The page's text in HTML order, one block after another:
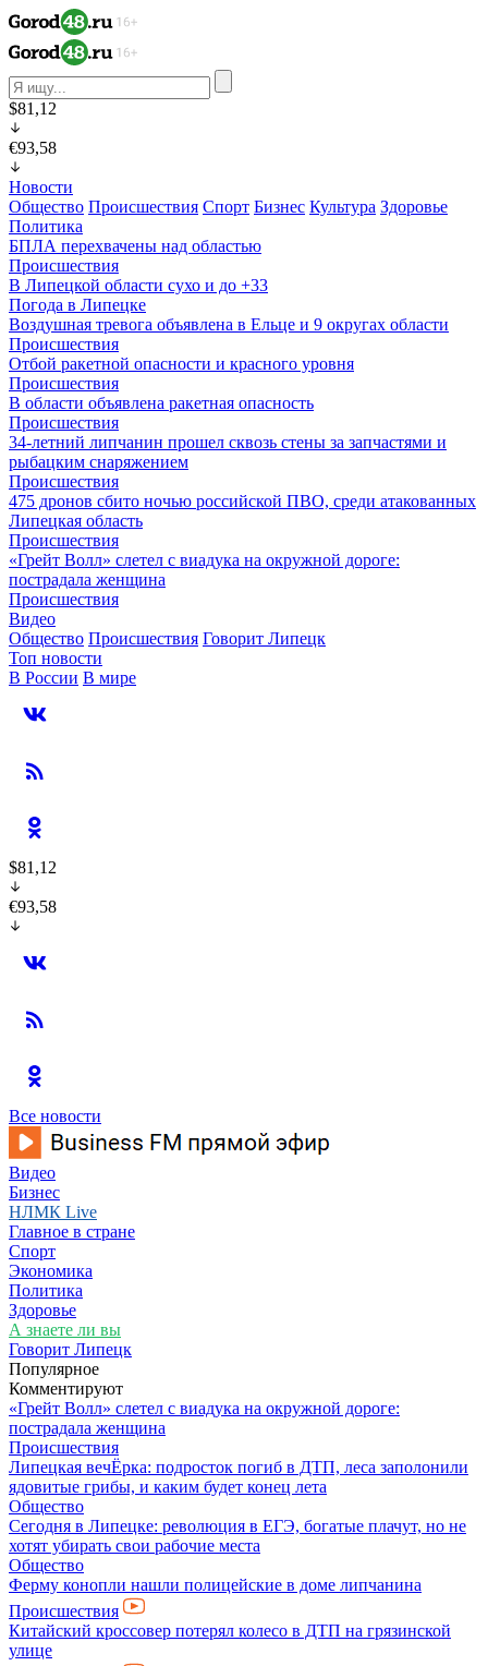
$81,12
€93,58
Новости
Общество Происшествия Спорт Бизнес Культура Здоровье
Политика
БПЛА перехвачены над областью
Происшествия
В Липецкой области сухо и до +33
Погода в Липецке
Воздушная тревога объявлена в Ельце и 9 округах области
Происшествия
Отбой ракетной опасности и красного уровня
Происшествия
В области объявлена ракетная опасность
Происшествия
34-летний липчанин прошел сквозь стены за запчастями и
рыбацким снаряжением
Происшествия
475 дронов сбито ночью российской ПВО, среди атакованных
Липецкая область
Происшествия
«Грейт Волл» слетел с виадука на окружной дороге:
пострадала женщина
Происшествия
Видео
Общество Происшествия Говорит Липецк
Топ новости
В России В мире
$81,12
€93,58
Все новости
Видео
Бизнес
НЛМК Live
Главное в стране
Спорт
Экономика
Политика
Здоровье
А знаете ли вы
Говорит Липецк
Популярное
Комментируют
«Грейт Волл» слетел с виадука на окружной дороге:
пострадала женщина
Происшествия
Липецкая вечЁрка: подросток погиб в ДТП, леса заполонили
ядовитые грибы, и каким будет конец лета
Общество
Сегодня в Липецке: революция в ЕГЭ, богатые плачут, но не
хотят убирать свои рабочие места
Общество
Ферму конопли нашли полицейские в доме липчанина
Происшествия
Китайский кроссовер потерял колесо в ДТП на грязинской
улице